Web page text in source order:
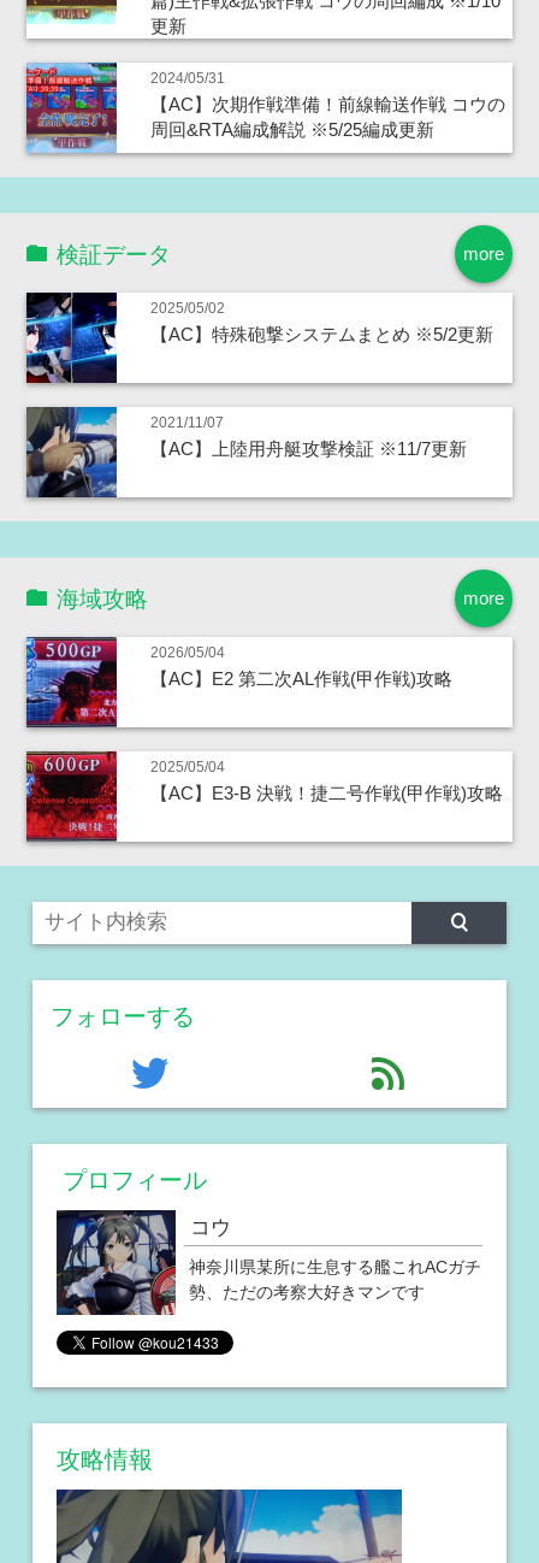
更新
2024/05/31
【AC】次期作戦準備！前線輸送作戦 コウの
周回&RTA編成解説 ※5/25編成更新
more
検証データ
2025/05/02
【AC】特殊砲撃システムまとめ ※5/2更新
2021/11/07
【AC】上陸用舟艇攻撃検証 ※11/7更新
more
海域攻略
2026/05/04
【AC】E2 第二次AL作戦(甲作戦)攻略
2025/05/04
【AC】E3-B 決戦！捷二号作戦(甲作戦)攻略
フォローする
twitter feed
プロフィール
コウ
神奈川県某所に生息する艦これACガチ
勢、ただの考察大好きマンです
攻略情報